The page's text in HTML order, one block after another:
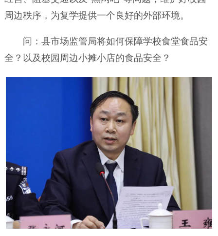
周边秩序，为复学提供一个良好的外部环境。
问：县市场监管局将如何保障学校食堂食品安
全？以及校园周边小摊小店的食品安全？